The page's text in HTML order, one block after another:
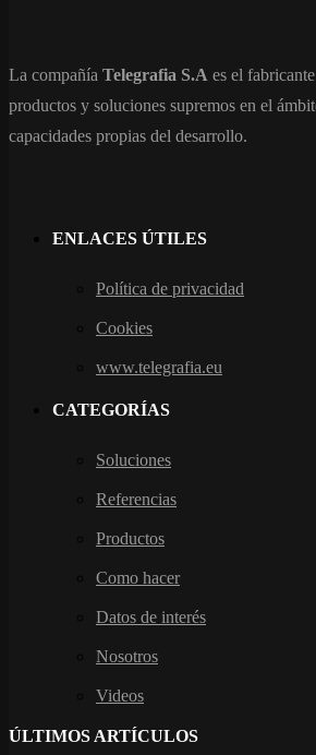
La compañía Telegrafia S.A es el
productos y soluciones supremos en el
capacidades propias del desarrollo.
ENLACES ÚTILES
Política de privacidad
Cookies
www.telegrafia.eu
CATEGORÍAS
Soluciones
Referencias
Productos
Como hacer
Datos de interés
Nosotros
Videos
ÚLTIMOS ARTÍCULOS